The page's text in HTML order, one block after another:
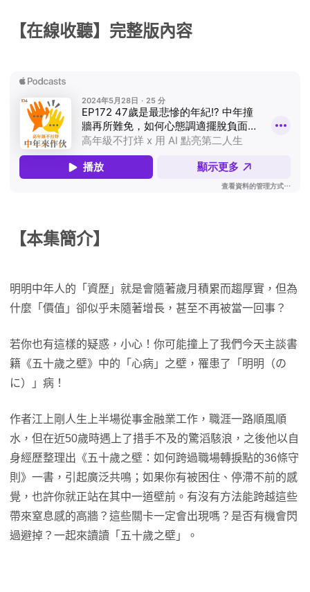
【在線收聽】完整版內容
【本集簡介】
明明中年人的「資歷」就是會隨著歲月積累而趨厚實，但為
什麼「價值」卻似乎未隨著增長，甚至不再被當一回事？
若你也有這樣的疑惑，小心！你可能撞上了我們今天主談書
籍《五十歲之壁》中的「心病」之壁，罹患了「明明（の
に）」病！
作者江上剛人生上半場從事金融業工作，職涯一路順風順
水，但在近50歲時遇上了措手不及的驚滔駭浪，之後他以自
身經歷整理出《五十歲之壁：如何跨過職場轉捩點的36條守
則》一書，引起廣泛共鳴；如果你有被困住、停滯不前的感
覺，也許你就正站在其中一道壁前。有沒有方法能跨越這些
帶來窒息感的高牆？這些關卡一定會出現嗎？是否有機會閃
過避掉？一起來讀讀「五十歲之壁」。